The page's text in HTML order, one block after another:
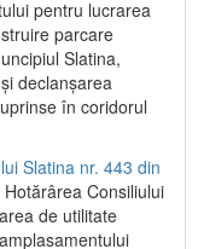
pentru lucrarea
parcare
Slatina,
declanșarea
în coridorul
Slatina nr. 443 din
Consiliului
de utilitate